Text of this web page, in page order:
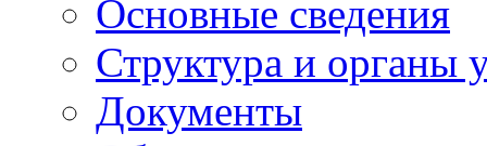
Основные сведения
Структура и органы
Документы